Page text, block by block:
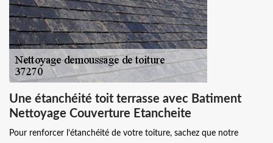
Une étanchéité toit terrasse avec Batiment
Nettoyage Couverture Etancheite
Pour renforcer l’étanchéité de votre toiture, sachez que notre